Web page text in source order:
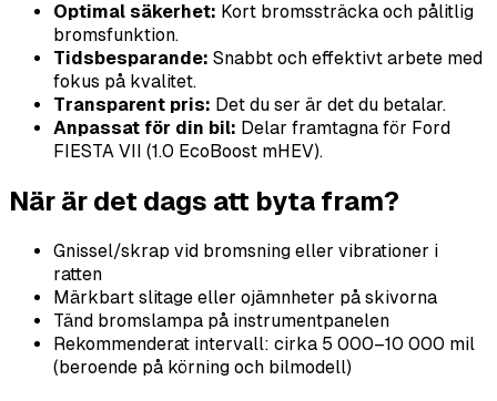
Optimal säkerhet: Kort bromssträcka och pålitlig
bromsfunktion.
Tidsbesparande: Snabbt och effektivt arbete med
fokus på kvalitet.
Transparent pris: Det du ser är det du betalar.
Anpassat för din bil: Delar framtagna för Ford
FIESTA VII (1.0 EcoBoost mHEV).
När är det dags att byta fram?
Gnissel/skrap vid bromsning eller vibrationer i
ratten
Märkbart slitage eller ojämnheter på skivorna
Tänd bromslampa på instrumentpanelen
Rekommenderat intervall: cirka 5 000–10 000 mil
(beroende på körning och bilmodell)